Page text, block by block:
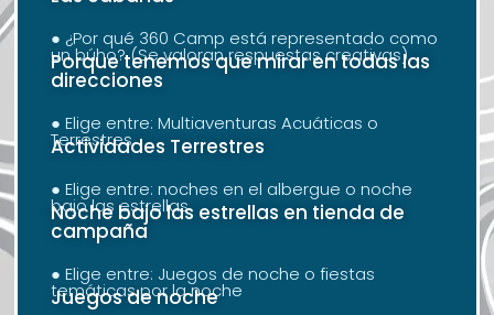
● ¿Por qué 360 Camp está representado como
un búho? (Se valoran respuestas creativas)
Porque tenemos que mirar en todas las
direcciones
● Elige entre: Multiaventuras Acuáticas o
Terrestres
Actividades Terrestres
● Elige entre: noches en el albergue o noche
bajo las estrellas
Noche bajo las estrellas en tienda de
campaña
● Elige entre: Juegos de noche o fiestas
temáticas por la noche
Juegos de noche